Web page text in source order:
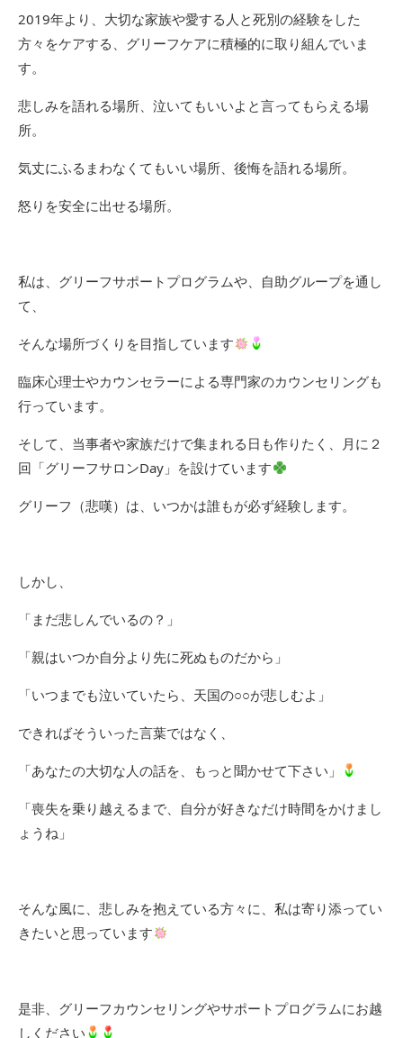
2019年より、大切な家族や愛する人と死別の経験をした
方々をケアする、グリーフケアに積極的に取り組んでいま
す。
悲しみを語れる場所、泣いてもいいよと言ってもらえる場
所。
気丈にふるまわなくてもいい場所、後悔を語れる場所。
怒りを安全に出せる場所。
私は、グリーフサポートプログラムや、自助グループを通し
て、
そんな場所づくりを目指しています
臨床心理士やカウンセラーによる専門家のカウンセリングも
行っています。
そして、当事者や家族だけで集まれる日も作りたく、月に２
回「グリーフサロンDay」を設けています
グリーフ（悲嘆）は、いつかは誰もが必ず経験します。
しかし、
「まだ悲しんでいるの？」
「親はいつか自分より先に死ぬものだから」
「いつまでも泣いていたら、天国の○○が悲しむよ」
できればそういった言葉ではなく、
「あなたの大切な人の話を、もっと聞かせて下さい」
「喪失を乗り越えるまで、自分が好きなだけ時間をかけまし
ょうね」
そんな風に、悲しみを抱えている方々に、私は寄り添ってい
きたいと思っています
是非、グリーフカウンセリングやサポートプログラムにお越
しください